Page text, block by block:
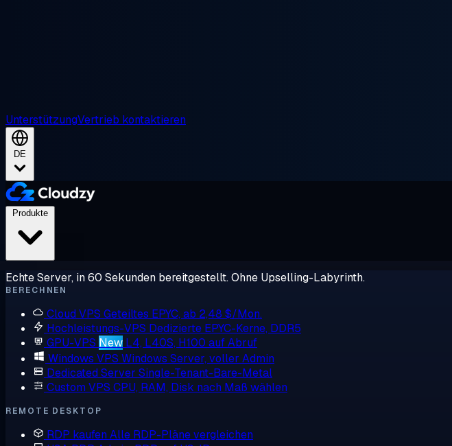
UnterstützungVertrieb kontaktieren
DE
Echte Server, in 60 Sekunden bereitgestellt. Ohne Upselling-Labyrinth.
BERECHNEN
Cloud VPS Geteiltes EPYC, ab 2,48 $/Mon.
Hochleistungs-VPS Dedizierte EPYC-Kerne, DDR5
GPU-VPS New L4, L40S, H100 auf Abruf
Windows VPS Windows Server, voller Admin
Dedicated Server Single-Tenant-Bare-Metal
Custom VPS CPU, RAM, Disk nach Maß wählen
REMOTE DESKTOP
RDP kaufen Alle RDP-Pläne vergleichen